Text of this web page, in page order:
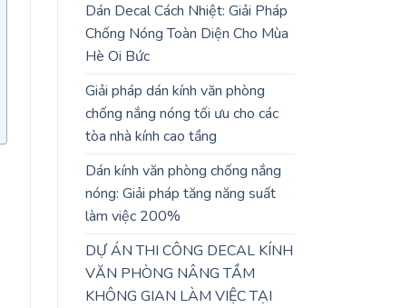
Dán Decal Cách Nhiệt: Giải Pháp
Chống Nóng Toàn Diện Cho Mùa
Hè Oi Bức
Giải pháp dán kính văn phòng
chống nắng nóng tối ưu cho các
tòa nhà kính cao tầng
Dán kính văn phòng chống nắng
nóng: Giải pháp tăng năng suất
làm việc 200%
DỰ ÁN THI CÔNG DECAL KÍNH
VĂN PHÒNG NÂNG TẦM
KHÔNG GIAN LÀM VIỆC TẠI